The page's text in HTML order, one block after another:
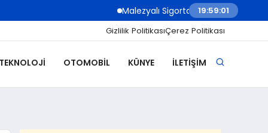
Malezyalı Sigorta Şirketleri Müşteri İletişimini
19:59:03
Gizlilik PolitikasıÇerez Politikası
OTOMOBIL KÜNYE İLETIŞIM